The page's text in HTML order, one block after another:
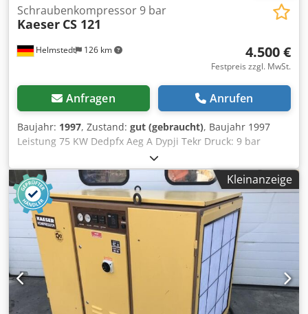
Helmstedt 126 km
Schraubenkompressor 9 bar
Kaeser CS 121
4.500 €
Festpreis zzgl. MwSt.
Anfragen Anrufen
Baujahr: 1997, Zustand: gut (gebraucht), Baujahr 1997
Leistung 75 KW Dedpfx Aeg A Dypji Tekr Druck: 9 bar
Kleinanzeige